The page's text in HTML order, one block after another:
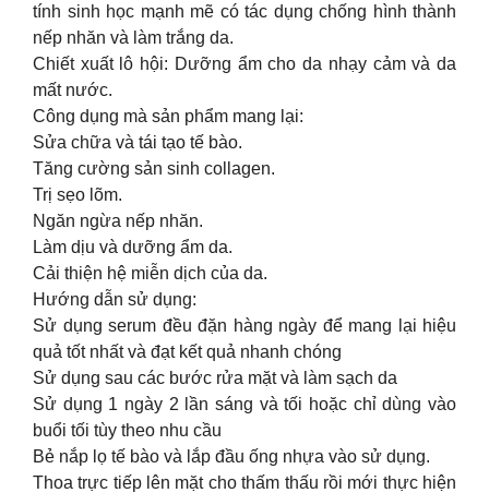
tính sinh học mạnh mẽ có tác dụng chống hình thành
nếp nhăn và làm trắng da.
Chiết xuất lô hội: Dưỡng ẩm cho da nhạy cảm và da
mất nước.
Công dụng mà sản phẩm mang lại:
Sửa chữa và tái tạo tế bào.
Tăng cường sản sinh collagen.
Trị sẹo lõm.
Ngăn ngừa nếp nhăn.
Làm dịu và dưỡng ẩm da.
Cải thiện hệ miễn dịch của da.
Hướng dẫn sử dụng:
Sử dụng serum đều đặn hàng ngày để mang lại hiệu
quả tốt nhất và đạt kết quả nhanh chóng
Sử dụng sau các bước rửa mặt và làm sạch da
Sử dụng 1 ngày 2 lần sáng và tối hoặc chỉ dùng vào
buổi tối tùy theo nhu cầu
Bẻ nắp lọ tế bào và lắp đầu ống nhựa vào sử dụng.
Thoa trực tiếp lên mặt cho thấm thấu rồi mới thực hiện